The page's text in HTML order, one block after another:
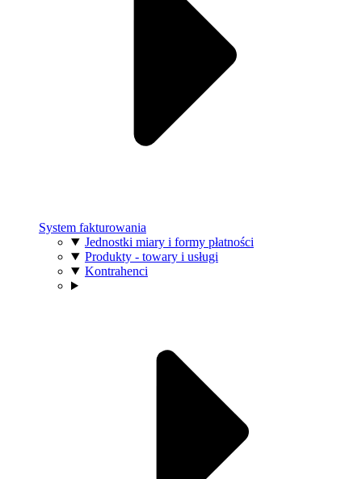
System fakturowania
Jednostki miary i formy płatności
Produkty - towary i usługi
Kontrahenci